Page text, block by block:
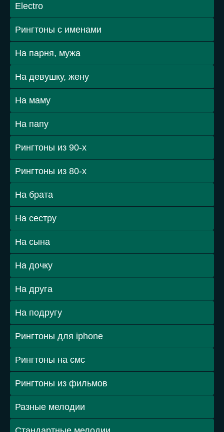
Electro
Рингтоны с именами
На парня, мужа
На девушку, жену
На маму
На папу
Рингтоны из 90-х
Рингтоны из 80-х
На брата
На сестру
На сына
На дочку
На друга
На подругу
Рингтоны для iphone
Рингтоны на смс
Рингтоны из фильмов
Разные мелодии